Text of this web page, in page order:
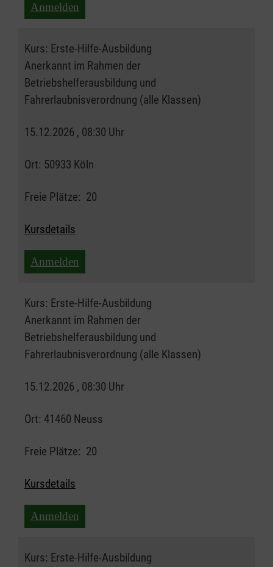
Anmelden
Kurs: Erste-Hilfe-Ausbildung
Anerkannt im Rahmen der
Betriebshelferausbildung und
Fahrerlaubnisverordnung (alle Klassen)
15.12.2026 , 08:30 Uhr
Ort: 50933 Köln
Freie Plätze: 20
Kursdetails
Anmelden
Kurs: Erste-Hilfe-Ausbildung
Anerkannt im Rahmen der
Betriebshelferausbildung und
Fahrerlaubnisverordnung (alle Klassen)
15.12.2026 , 08:30 Uhr
Ort: 41460 Neuss
Freie Plätze: 20
Kursdetails
Anmelden
Kurs: Erste-Hilfe-Ausbildung